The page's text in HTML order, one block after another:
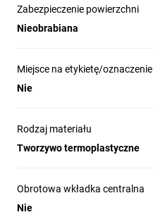
Zabezpieczenie powierzchni
Nieobrabiana
Miejsce na etykietę/oznaczenie
Nie
Rodzaj materiału
Tworzywo termoplastyczne
Obrotowa wkładka centralna
Nie